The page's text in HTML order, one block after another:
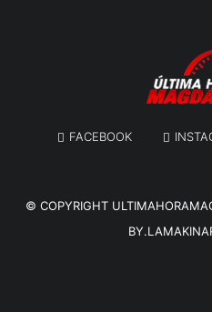
FACEBOOK
© COPYRIGHT